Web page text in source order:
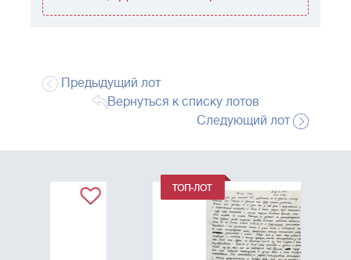
Предыдущий лот
Вернуться к списку лотов
Следующий лот